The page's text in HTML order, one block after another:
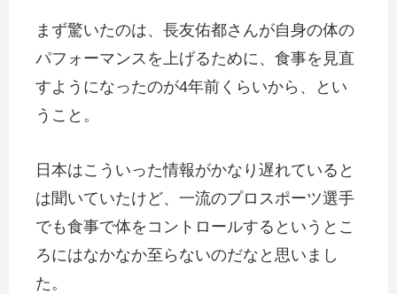
まず驚いたのは、長友佑都さんが自身の体の
パフォーマンスを上げるために、食事を見直
すようになったのが4年前くらいから、とい
うこと。
日本はこういった情報がかなり遅れていると
は聞いていたけど、一流のプロスポーツ選手
でも食事で体をコントロールするというとこ
ろにはなかなか至らないのだなと思いまし
た。